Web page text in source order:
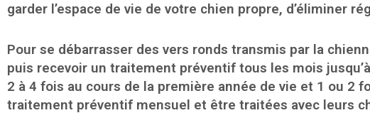
garder l’espace de vie de votre chien propre, d’éliminer
Pour se débarrasser des vers ronds transmis par la
puis recevoir un traitement préventif tous les mois
2 à 4 fois au cours de la première année de vie et 1 ou 2
traitement préventif mensuel et être traitées avec leurs